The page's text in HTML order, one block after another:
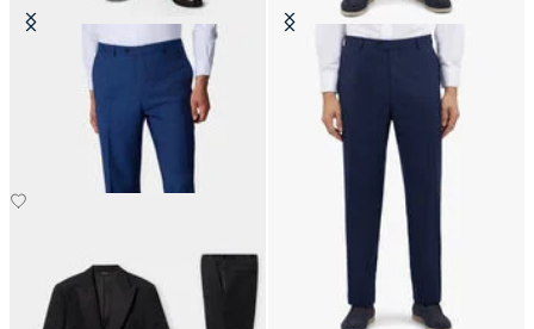
Pantalón de Lana Virgen
Pantalón azul marino de lana
virgen elástica